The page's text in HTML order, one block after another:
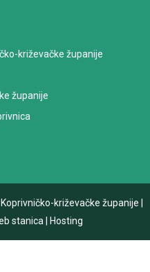
križevačke županije
županije
križevačke županije
stanica Hosting